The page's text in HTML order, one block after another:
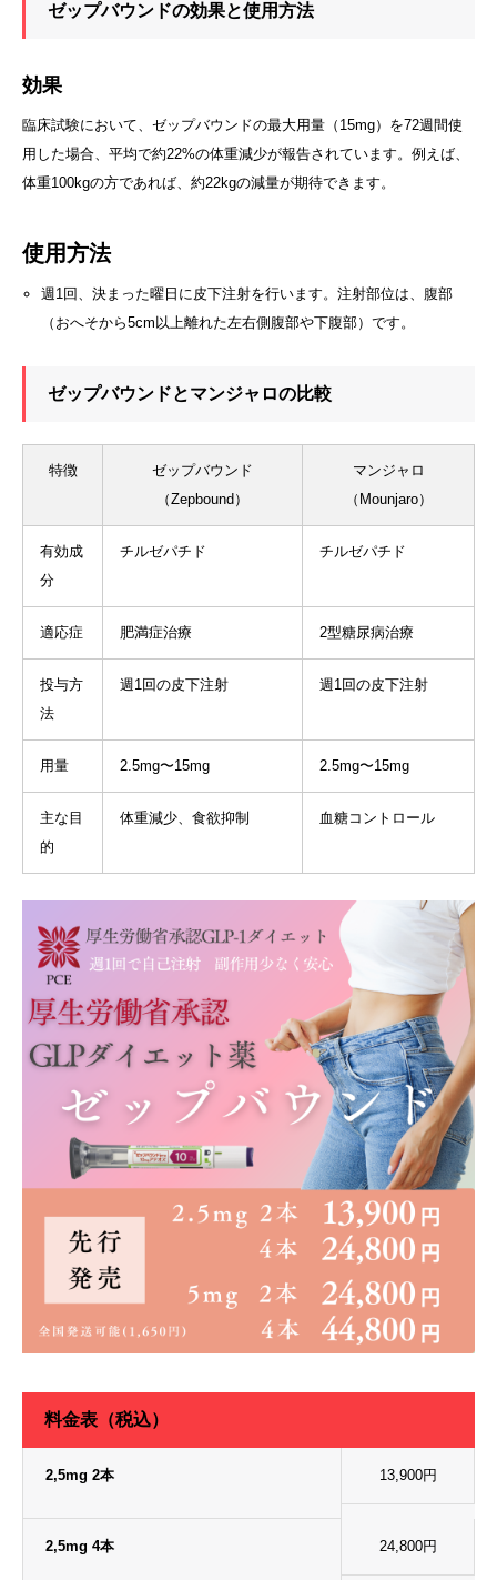
ゼップバウンドの効果と使用方法
効果
臨床試験において、ゼップバウンドの最大用量（15mg）を72週間使
用した場合、平均で約22%の体重減少が報告されています。 例えば、
体重100kgの方であれば、約22kgの減量が期待できます。
使用方法
週1回、決まった曜日に皮下注射を行います。 注射部位は、腹部
（おへそから5cm以上離れた左右側腹部や下腹部）です。
ゼップバウンドとマンジャロの比較
特徴
ゼップバウンド
（Zepbound）
マンジャロ
（Mounjaro）
有効成
分
チルゼパチド チルゼパチド
適応症 肥満症治療 2型糖尿病治療
投与方
法
週1回の皮下注射 週1回の皮下注射
用量 2.5mg〜15mg 2.5mg〜15mg
主な目
的
体重減少、食欲抑制 血糖コントロール
料金表（税込）
2,5mg 2本 13,900円
2,5mg 4本 24,800円